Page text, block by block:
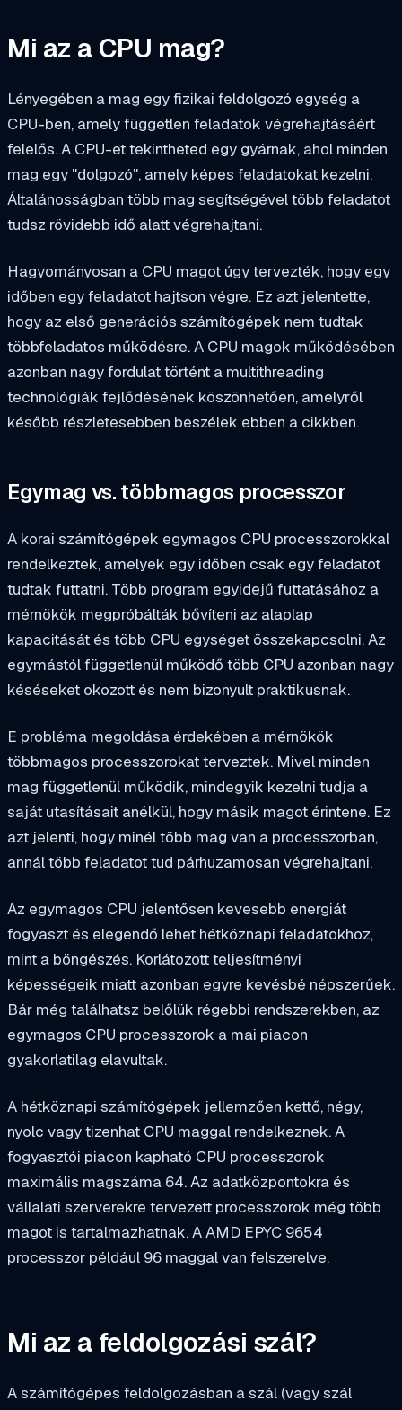
Mi az a CPU mag?
Lényegében a mag egy fizikai feldolgozó egység a
CPU-ben, amely független feladatok végrehajtásáért
felelős. A CPU-et tekintheted egy gyárnak, ahol minden
mag egy "dolgozó", amely képes feladatokat kezelni.
Általánosságban több mag segítségével több feladatot
tudsz rövidebb idő alatt végrehajtani.
Hagyományosan a CPU magot úgy tervezték, hogy egy
időben egy feladatot hajtson végre. Ez azt jelentette,
hogy az első generációs számítógépek nem tudtak
többfeladatos működésre. A CPU magok működésében
azonban nagy fordulat történt a multithreading
technológiák fejlődésének köszönhetően, amelyről
később részletesebben beszélek ebben a cikkben.
Egymag vs. többmagos processzor
A korai számítógépek egymagos CPU processzorokkal
rendelkeztek, amelyek egy időben csak egy feladatot
tudtak futtatni. Több program egyidejű futtatásához a
mérnökök megpróbálták bővíteni az alaplap
kapacitását és több CPU egységet összekapcsolni. Az
egymástól függetlenül működő több CPU azonban nagy
késéseket okozott és nem bizonyult praktikusnak.
E probléma megoldása érdekében a mérnökök
többmagos processzorokat terveztek. Mivel minden
mag függetlenül működik, mindegyik kezelni tudja a
saját utasításait anélkül, hogy másik magot érintene. Ez
azt jelenti, hogy minél több mag van a processzorban,
annál több feladatot tud párhuzamosan végrehajtani.
Az egymagos CPU jelentősen kevesebb energiát
fogyaszt és elegendő lehet hétköznapi feladatokhoz,
mint a böngészés. Korlátozott teljesítményi
képességeik miatt azonban egyre kevésbé népszerűek.
Bár még találhatsz belőlük régebbi rendszerekben, az
egymagos CPU processzorok a mai piacon
gyakorlatilag elavultak.
A hétköznapi számítógépek jellemzően kettő, négy,
nyolc vagy tizenhat CPU maggal rendelkeznek. A
fogyasztói piacon kapható CPU processzorok
maximális magszáma 64. Az adatközpontokra és
vállalati szerverekre tervezett processzorok még több
magot is tartalmazhatnak. A AMD EPYC 9654
processzor például 96 maggal van felszerelve.
Mi az a feldolgozási szál?
A számítógépes feldolgozásban a szál (vagy szál